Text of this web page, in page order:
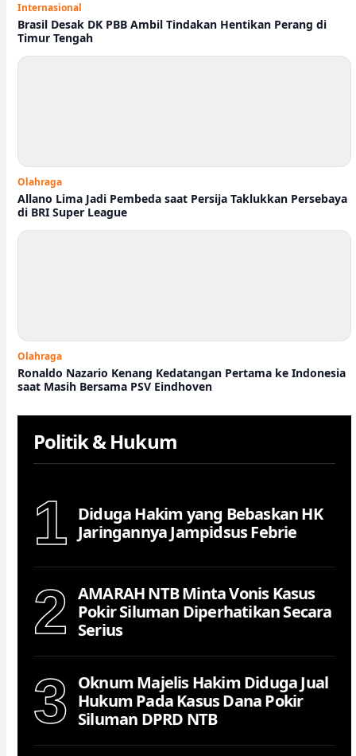
Internasional
Brasil Desak DK PBB Ambil Tindakan Hentikan Perang di
Timur Tengah
Olahraga
Allano Lima Jadi Pembeda saat Persija Taklukkan Persebaya
di BRI Super League
Olahraga
Ronaldo Nazario Kenang Kedatangan Pertama ke Indonesia
saat Masih Bersama PSV Eindhoven
Politik & Hukum
1
Diduga Hakim yang Bebaskan HK
Jaringannya Jampidsus Febrie
2
AMARAH NTB Minta Vonis Kasus
Pokir Siluman Diperhatikan Secara
Serius
3
Oknum Majelis Hakim Diduga Jual
Hukum Pada Kasus Dana Pokir
Siluman DPRD NTB